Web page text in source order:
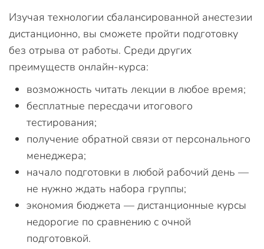
Изучая технологии сбалансированной анестезии
дистанционно, вы сможете пройти подготовку
без отрыва от работы. Среди других
преимуществ онлайн-курса:
возможность читать лекции в любое время;
бесплатные пересдачи итогового
тестирования;
получение обратной связи от персонального
менеджера;
начало подготовки в любой рабочий день —
не нужно ждать набора группы;
экономия бюджета — дистанционные курсы
недорогие по сравнению с очной
подготовкой.